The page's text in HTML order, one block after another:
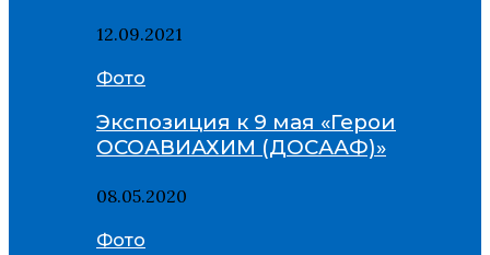
12.09.2021
Фото
Экспозиция к 9 мая «Герои
ОСОАВИАХИМ (ДОСААФ)»
08.05.2020
Фото